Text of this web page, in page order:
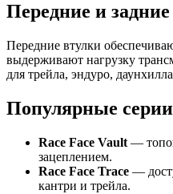
Передние и
Передние втулки
выдерживают нагрузку
для трейла, эндуро,
Популярные серии
Race Face Vault —
зацеплением.
Race Face Trace —
кантри и трейла.